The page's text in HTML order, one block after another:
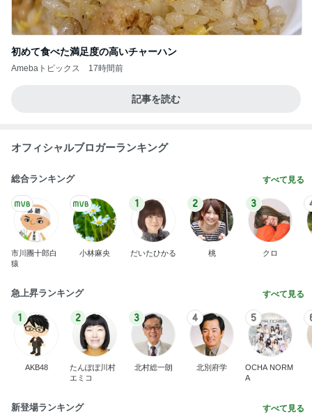
初めて食べた満足度の高いチャーハン
Amebaトピックス 17時間前
記事を読む
オフィシャルブロガーランキング
総合ランキング すべて見る
市川團十郎白
猿
小林麻央
1
だいたひかる
2
桃
3
クロ
急上昇ランキング すべて見る
1
AKB48
2
たんぽぽ川村
エミコ
3
北村総一朗
4
北別府学
5
OCHA NORM
A
新登場ランキング すべて見る